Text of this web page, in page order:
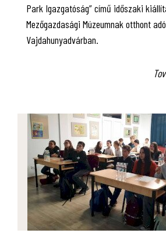
Park Igazgatóság” című időszaki
Mezőgazdasági Múzeumnak otthont adó
Vajdahunyadvárban.